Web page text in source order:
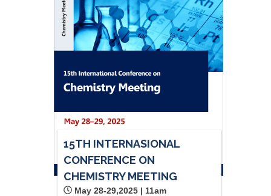
15TH INTERNASIONAL
CONFERENCE ON
CHEMISTRY MEETING
May 28-29,2025 | 11am